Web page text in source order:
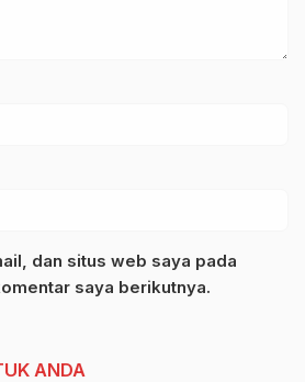
dan situs web saya pada
saya berikutnya.
ANDA